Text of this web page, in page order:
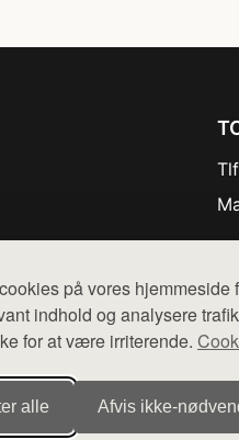
på vores
indhold og analysere
for at være irriterende.
alle Afvis
Der sælges ikke varer